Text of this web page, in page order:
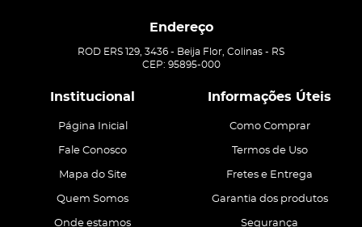
Endereço
ROD ERS 129, 3436 - Beija Flor, Colinas - RS
CEP: 95895-000
Institucional
Página Inicial
Fale Conosco
Mapa do Site
Quem Somos
Onde estamos
Informações Úteis
Como Comprar
Termos de Uso
Fretes e Entrega
Garantia dos produtos
Segurança